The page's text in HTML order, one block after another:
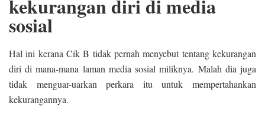
kekurangan diri di media
sosial
Hal ini kerana Cik B tidak pernah menyebut tentang kekurangan
diri di mana-mana laman media sosial miliknya. Malah dia juga
tidak menguar-uarkan perkara itu untuk mempertahankan
kekurangannya.